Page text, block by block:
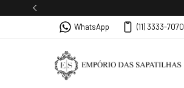
WhatsApp (11) 3333-7070